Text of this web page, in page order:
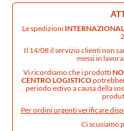
Le spedizioni
Il 14/08 il servizio clienti non
messi in
Vi ricordiamo che i prodotti
CENTRO LOGISTICO
periodo estivo a causa della
Per ordini urgenti verificare
Ci scusiamo